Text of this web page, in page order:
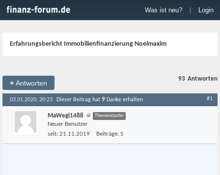
Was ist neu? Login
Erfahrungsbericht Immobilienfinanzierung Noelmaxim
+Antworten
93 Antworten
03.01.2020, 20:23 Dieser Beitrag hat 9 Danke erhalten #1
MaWegi1488 Themenstarter
Neuer Benutzer
seit: 21.11.2019 Beiträge: 5